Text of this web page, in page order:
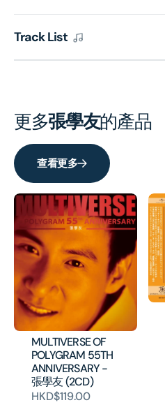
Track List
更多張學友的產品
查看更多
MULTIVERSE OF
POLYGRAM 55TH
ANNIVERSARY -
張學友 (2CD)
HKD$119.00